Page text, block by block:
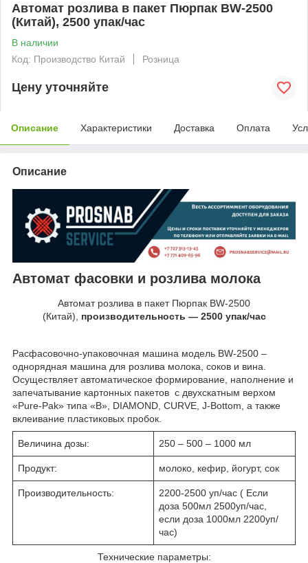
Автомат розлива в пакет Пюрпак BW-2500
(Китай), 2500 упак/час
В наличии
Код: Производство Китай
Розница
Цену уточняйте
Описание Характеристики Доставка Оплата
Описание
Автомат фасовки и розлива молока
Автомат розлива в пакет Пюрпак BW-2500
(Китай), производительность ― 2500 упак/час
Расфасовочно-упаковочная машина модель BW-2500 –
однорядная машина для розлива молока, соков и вина.
Осуществляет автоматическое формирование, наполнение и
запечатывание картонных пакетов с двухскатным верхом
«Pure-Pak» типа «В», DIAMOND, CURVE, J-Bottom, а также
вклеивание пластиковых пробок.
Величина дозы: 250 – 500 – 1000 мл
Продукт: молоко, кефир, йогурт, сок
Производительность:
2200-2500 уп/час ( Если
доза 500мл 2500уп/час,
если доза 1000мл 2200уп/
час)
Технические параметры: